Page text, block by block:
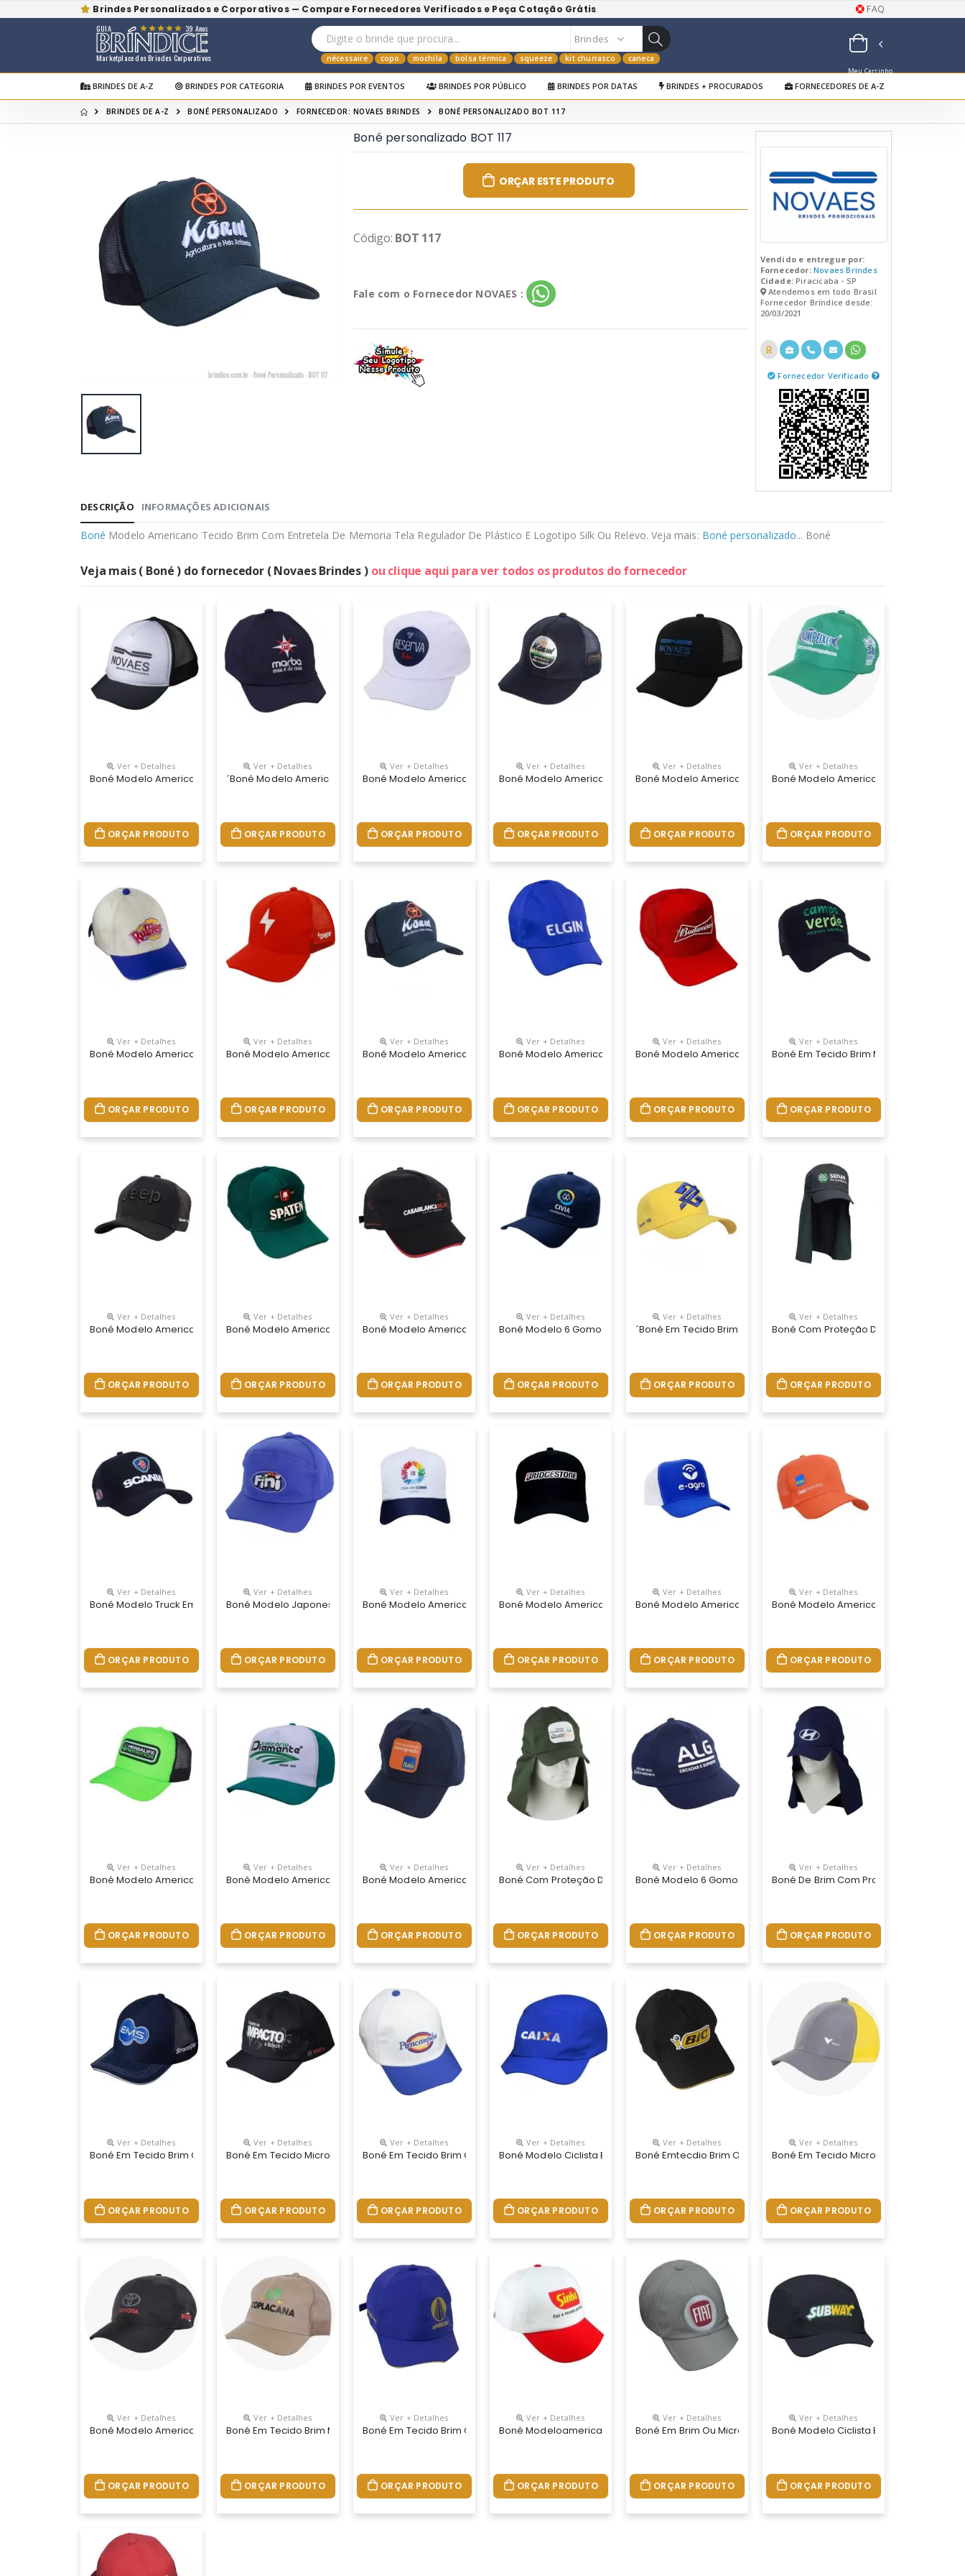
Brindes Personalizados e Corporativos — Compare Fornecedores Verificados e Peça Cotação Grátis FAQ
Marketplace dos Brindes Corporativos
GUIA 39 Anos
nécessaire copo mochila bolsa térmica squeeze kit churrasco caneca
Meu Carrinho
de Orçamentos
BRINDES DE A-Z BRINDES POR CATEGORIA BRINDES POR EVENTOS BRINDES POR PÚBLICO BRINDES POR DATAS BRINDES + PROCURADOS FORNECEDORES DE A-Z
BRINDES DE A-Z BONÉ PERSONALIZADO FORNECEDOR: NOVAES BRINDES BONÉ PERSONALIZADO BOT 117
Boné personalizado BOT 117
ORÇAR ESTE PRODUTO
Código: BOT 117
Fale com o Fornecedor NOVAES :
Vendido e entregue por:
Fornecedor: Novaes Brindes
Cidade:Piracicaba - SP
Atendemos em todo Brasil
Fornecedor Bríndice desde:
20/03/2021
Fornecedor Verificado
DESCRIÇÃO INFORMAÇÕES ADICIONAIS
Boné Modelo Americano Tecido Brim Com Entretela De Memoria Tela Regulador De Plástico E Logotipo Silk Ou Relevo. Veja mais: Boné personalizado... Boné
Veja mais ( Boné ) do fornecedor ( Novaes Brindes ) ou clique aqui para ver todos os produtos do fornecedor
Ver + Detalhes
Boné Modelo Americano Tecido Brim Com Tela E Logotipo Silkscreen E Regulador Na Nuca De Velcro
ORÇAR PRODUTO
Ver + Detalhes
´boné Modelo Americano Tecido Brim Com Regulador Na Nuca De Velcro E Logotipo Silkscreen Ou Bordado
ORÇAR PRODUTO
Ver + Detalhes
Boné Modelo Americano Tecido Microfibra Com Reg. Na Nuca De Plástico E Logo Relelvo
ORÇAR PRODUTO
Ver + Detalhes
Boné Modelo Americano Tecido Brim Com Entretela De Memoria E Tela Reulador Plástico
ORÇAR PRODUTO
Ver + Detalhes
Boné Modelo Americano Tecido Brim Com Entretela De Memoria
ORÇAR PRODUTO
Ver + Detalhes
Boné Modelo Americano Tecido
ORÇAR PRODUTO
Ver + Detalhes
Boné Modelo Americano Tecido Brim Com Regulador Na Nuca De Velcro E Logo Frontal Silkscreen Ou Bordado
ORÇAR PRODUTO
Ver + Detalhes
Boné Modelo Americano Tecido Brim Com Entretela De Memoria E Tela Regulador De Plástico E Logotipo Silcadoo
ORÇAR PRODUTO
Ver + Detalhes
Boné Modelo Americano Tecido Brim Com Entretela De Memoria Tela Regulador De Plástico E Logotipo Silk Ou Relevo
ORÇAR PRODUTO
Ver + Detalhes
Boné Modelo Americano Tecido Brim Com Regulador Na Nuca De Velcro E Logotipo Silk-Screen
ORÇAR PRODUTO
Ver + Detalhes
Boné Modelo Americano Tecido Brim, Com Entretela De Memória
ORÇAR PRODUTO
Ver + Detalhes
Boné Em Tecido Brim Modelo
ORÇAR PRODUTO
Ver + Detalhes
Boné Modelo Americano Tecido Brim Com Entretela De Memoria Reg. De Plastiico Na Nuca E Logo Silk Relevo E Tela
ORÇAR PRODUTO
Ver + Detalhes
Boné Modelo Americano Tecido Brim, Com Tela Nas Laterais E Nuca Regulador Plástico E Logotipo Relevo Base
ORÇAR PRODUTO
Ver + Detalhes
Boné Modelo Americano Tecido Brim Com Aba Sanduich Regulador Na Nuca De Velcro E Logotipo Silkscreen Ou Bordado.
ORÇAR PRODUTO
Ver + Detalhes
Boné Modelo 6 Gomos Em Tecido Microfibra Com Regulador Na Nuca De Velcro E Logotipo
ORÇAR PRODUTO
Ver + Detalhes
´boné Em Tecido Brim Com Reg. Na Nuca De Fivela Logotipo Frontal
ORÇAR PRODUTO
Ver + Detalhes
Boné Com Proteção De Pescoço Em
ORÇAR PRODUTO
Ver + Detalhes
Boné Modelo Truck Em Tecido Brim E Regulador Na Nuca De Velcro Ou Fivela
ORÇAR PRODUTO
Ver + Detalhes
Boné Modelo Japones Em Tecido Brim Com Logotipo Frontal Bordado Ou Silk, Regulador Na Nuca De Velcro.
ORÇAR PRODUTO
Ver + Detalhes
Boné Modelo Americano Truck Em Tecido Microfibra Com Regulador Na Nuca De Velcro E Logotipo Silck
ORÇAR PRODUTO
Ver + Detalhes
Boné Modelo Americano Em Tecido Brim Com Regulador Na Nuca De Velcro E Logotipo Silck Ou
ORÇAR PRODUTO
Ver + Detalhes
Boné Modelo Americano Truck Em Tecido Brim E Tela Regulador Na
ORÇAR PRODUTO
Ver + Detalhes
Boné Modelo Americano 6 Gomos Em
ORÇAR PRODUTO
Ver + Detalhes
Boné Modelo Americano Em Tecido Helanca Com Aplique Frontal E Tela Regulador Plástico
ORÇAR PRODUTO
Ver + Detalhes
Boné Modelo Americano Truck Ema De Velcro E Logotipo Silcado. Tecido Brim Regulador Na Nuc
ORÇAR PRODUTO
Ver + Detalhes
Boné Modelo Americano Truck Em Microfibra Ou Brim Com Regulador Na Nuca De Velcro Logotipo Silcado Ou Bordado
ORÇAR PRODUTO
Ver + Detalhes
Boné Com Proteção De Pescoço Em Tecido Brim E Logotipo Silcado Ou Bordado.
ORÇAR PRODUTO
Ver + Detalhes
Boné Modelo 6 Gomos Tecido Brim Com Logotipo Silcado Ou
ORÇAR PRODUTO
Ver + Detalhes
Boné De Brim Com Proteção De
ORÇAR PRODUTO
Ver + Detalhes
Boné Em Tecido Brim Com Tela Regulador Na Nuca De Plástico E Aba Com 4 Costuras Logo Bordado Ou Silcado.
ORÇAR PRODUTO
Ver + Detalhes
Boné Em Tecido Microfibra Com Regulador Na Nuca De Velcro Ou Fivela Logotipo Silcado Ou Bordado
ORÇAR PRODUTO
Ver + Detalhes
Boné Em Tecido Brim Ou Microfibra Com Regulador Na Nuca De Fivela Ou Velcro E Logotipo Silcado Ou Bordado.
ORÇAR PRODUTO
Ver + Detalhes
Boné Modelo Ciclista Em Brim Ou Microfibra Com Logotipo Silcado Ou Bordado
ORÇAR PRODUTO
Ver + Detalhes
Boné Emtecdio Brim Ou Microfibra Modelo Truck Aba Sanduich
ORÇAR PRODUTO
Ver + Detalhes
Boné Em Tecido Microfibra Com Tela E
ORÇAR PRODUTO
Ver + Detalhes
Boné Modelo Americano Truck Em Tecido Microfibra Com Regulador Na Nuca De Velcro
ORÇAR PRODUTO
Ver + Detalhes
Boné Em Tecido Brim Modelo Truck Com Tela E Logotipo Da Empresa
ORÇAR PRODUTO
Ver + Detalhes
Boné Em Tecido Brim Com Reg. Na Nuca De Fivela E Logotipo Bordado Ou Silcado
ORÇAR PRODUTO
Ver + Detalhes
Boné Modeloamericano Com Regulador Na Nuca De Velcro Ou Fivela De Metal
ORÇAR PRODUTO
Ver + Detalhes
Boné Em Brim Ou Microfibra Silcado Ou Bordado
ORÇAR PRODUTO
Ver + Detalhes
Boné Modelo Ciclista Em Tecido
ORÇAR PRODUTO